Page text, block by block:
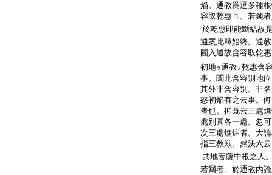
焔。通教爲逗多種
容取乾惠耳。若鈍
於乾惠即能斷結故
通案此釋始終。通
圓入通故含容取乾
初地ヲ通教ノ乾惠含
事。聞此含容別地
其外非含容別。非
惑初焔有之云事。
者也。抑既云三處
處別圓各一處。忽
次三處燋炷者。大
指三教歟。然決六
共地菩薩中根之人
若爾者。於通教内